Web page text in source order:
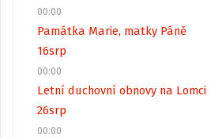
00:00
Památka Marie, matky Páně
16srp
00:00
Letní duchovní obnovy na Lomci
26srp
00:00